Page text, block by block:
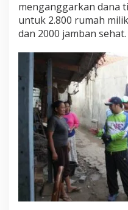
menganggarkan dana
untuk 2.800 rumah
dan 2000 jamban sehat.